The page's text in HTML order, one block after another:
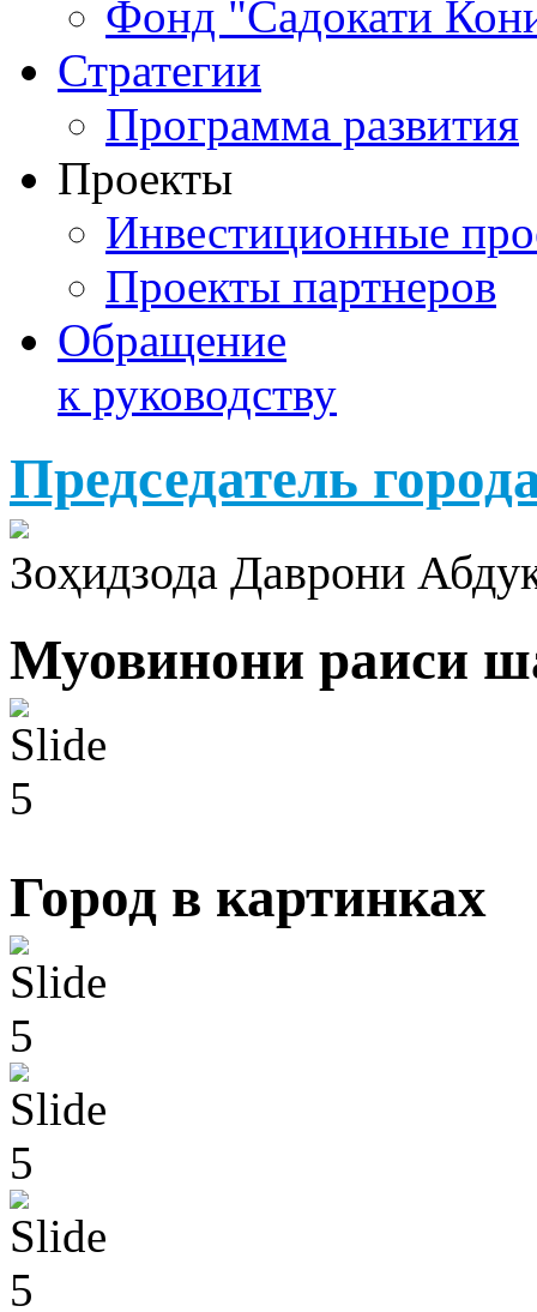
Фонд "Садокати
Стратегии
Программа развития
Проекты
Инвестиционные
Проекты партнеров
Обращение
к руководству
Председатель
Зоҳидзода Даврони
Муовинони раиси
Город в картинках